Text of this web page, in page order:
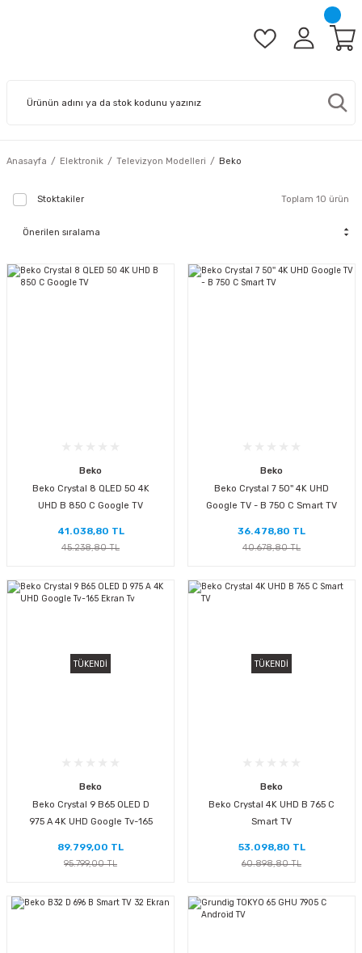
Anasayfa Elektronik Televizyon Modelleri Beko
Stoktakiler Toplam 10 ürün
Beko
Beko Crystal 8 QLED 50 4K
UHD B 850 C Google TV
41.038,80 TL
45.238,80 TL
Beko
Beko Crystal 7 50'' 4K UHD
Google TV - B 750 C Smart TV
36.478,80 TL
40.678,80 TL
TÜKENDİ
Beko
Beko Crystal 9 B65 OLED D
975 A 4K UHD Google Tv-165
89.799,00 TL
95.799,00 TL
TÜKENDİ
Beko
Beko Crystal 4K UHD B 765 C
Smart TV
53.098,80 TL
60.898,80 TL